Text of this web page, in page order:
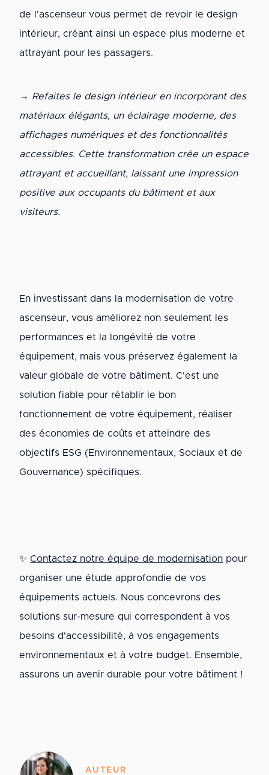
AUTEUR
de l'ascenseur vous permet de revoir le design
intérieur, créant ainsi un espace plus moderne et
attrayant pour les passagers.
→ Refaites le design intérieur en incorporant des
matériaux élégants, un éclairage moderne, des
affichages numériques et des fonctionnalités
accessibles. Cette transformation crée un espace
attrayant et accueillant, laissant une impression
positive aux occupants du bâtiment et aux
visiteurs.
En investissant dans la modernisation de votre
ascenseur, vous améliorez non seulement les
performances et la longévité de votre
équipement, mais vous préservez également la
valeur globale de votre bâtiment. C'est une
solution fiable pour rétablir le bon
fonctionnement de votre équipement, réaliser
des économies de coûts et atteindre des
objectifs ESG (Environnementaux, Sociaux et de
Gouvernance) spécifiques.
✨ Contactez notre équipe de modernisation pour
organiser une étude approfondie de vos
équipements actuels. Nous concevrons des
solutions sur-mesure qui correspondent à vos
besoins d'accessibilité, à vos engagements
environnementaux et à votre budget. Ensemble,
assurons un avenir durable pour votre bâtiment !